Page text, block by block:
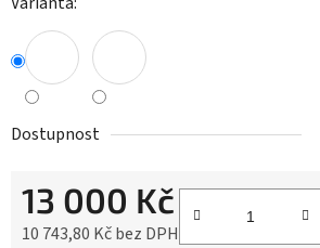
Dostupnost
13 000 Kč
10 743,80 Kč bez DPH